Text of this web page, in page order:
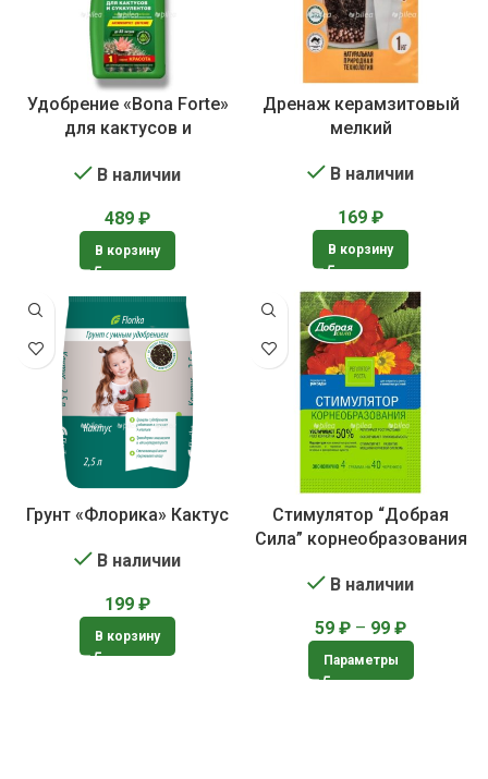
Удобрение «Bona Forte»
для кактусов и
В наличии
489 ₽
В корзину
Дренаж керамзитовый
мелкий
В наличии
169 ₽
В корзину
Грунт «Флорика» Кактус
В наличии
199 ₽
В корзину
Стимулятор “Добрая
Сила” корнеобразования
В наличии
59 ₽ – 99 ₽
Параметры